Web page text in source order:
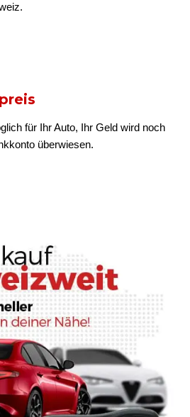
für Ihr Auto, Ihr Geld wird noch
überwiesen.